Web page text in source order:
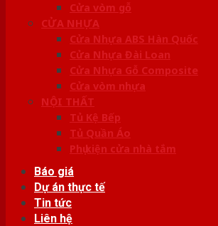
Cửa vòm gỗ
CỬA NHỰA
Cửa Nhựa ABS Hàn Quốc
Cửa Nhựa Đài Loan
Cửa Nhựa Gỗ Composite
Cửa vòm nhựa
NỘI THẤT
Tủ Kệ Bếp
Tủ Quần Áo
Phụ kiện cửa nhà tắm
Báo giá
Dự án thực tế
Tin tức
Liên hệ